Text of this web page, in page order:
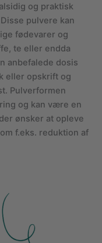
og praktisk
pulvere kan
fødevarer og
te eller endda
anbefalede dosis
eller opskrift og
Pulverformen
og kan være en
ønsker at opleve
f.eks. reduktion af